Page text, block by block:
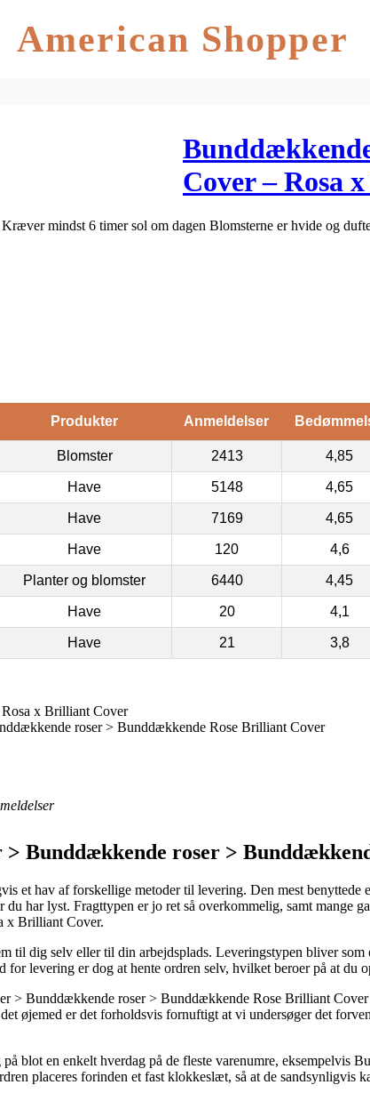
American Shopper
Cover – Rosa
mindst 6 timer sol om dagen Blomsterne er hvide og
Produkter Anmeldelser
Blomster 2413 4,85
Have 5148 4,65
Have 7169 4,65
Have 120 4,6
Planter og blomster 6440 4,45
Have 20 4,1
Have 21 3,8
x Brilliant Cover
roser > Bunddækkende Rose Brilliant Cover
> Bunddækkende roser >
et hav af forskellige metoder til levering. Den mest benyttede
har lyst. Fragttypen er jo ret så overkommelig, samt mange
x Brilliant Cover.
til dig selv eller til din arbejdsplads. Leveringstypen bliver som
levering er dog at hente ordren selv, hvilket beroer på at du
> Bunddækkende roser > Bunddækkende Rose Brilliant
øjemed er det forholdsvis fornuftigt at vi undersøger det
blot en enkelt hverdag på de fleste varenumre, eksempelvis
placeres forinden et fast klokkeslæt, så at de sandsynligvis